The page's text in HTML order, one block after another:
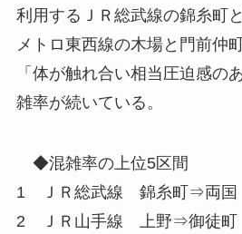
利用するＪＲ総武線の錦糸町
メトロ東西線の木場と門前仲
「体が触れ合い相当圧迫感の
雑率が続いている。
◆混雑率の上位5区間
1 ＪＲ総武線 錦糸町⇒両
2 ＪＲ山手線 上野⇒御徒